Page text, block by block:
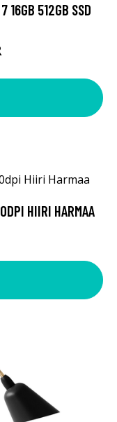
16GB 512GB SSD
HIIRI HARMAA